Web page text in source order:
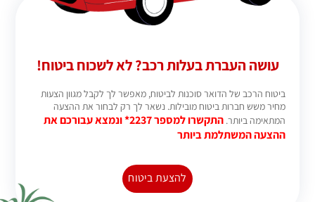
עושה העברת בעלות רכב? לא לשכוח ביטוח!
ביטוח הרכב של הדואר סוכנות לביטוח, מאפשר לך לקבל מגוון הצעות
מחיר משש חברות ביטוח מובילות. נשאר לך רק לבחור את ההצעה
המתאימה ביותר.
התקשרו למספר 2237* ונמצא עבורכם את
ההצעה המשתלמת ביותר
להצעת ביטוח